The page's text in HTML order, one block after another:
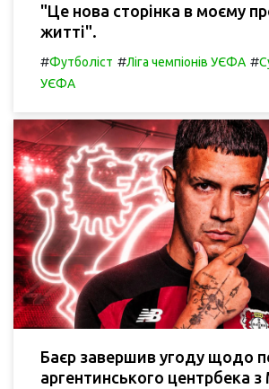
"Це нова сторінка в моєму
житті".
#Футболіст #Ліга чемпіонів УЄФА #
УЄФА
Баєр завершив угоду щодо
аргентинського центрбека